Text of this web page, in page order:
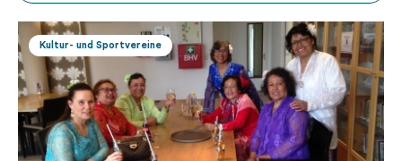
Kultur- und Sportvereine